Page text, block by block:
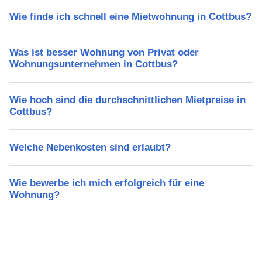
Wie finde ich schnell eine Mietwohnung in Cottbus?
Was ist besser Wohnung von Privat oder
Wohnungsunternehmen in Cottbus?
Wie hoch sind die durchschnittlichen Mietpreise in
Cottbus?
Welche Nebenkosten sind erlaubt?
Wie bewerbe ich mich erfolgreich für eine
Wohnung?